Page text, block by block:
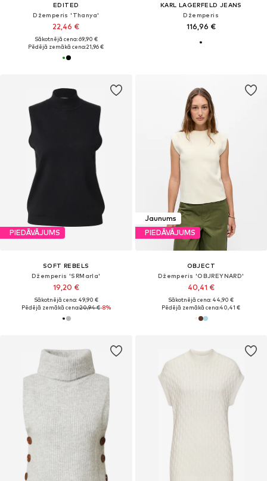
EDITED
Džemperis 'Thanya'
22,46 €
Sākotnējā cena: 69,90 €
Pēdējā zemākā cena:21,96 €
KARL LAGERFELD JEANS
Džemperis
116,96 €
PIEDĀVĀJUMS
SOFT REBELS
Džemperis 'SRMarla'
19,20 €
Sākotnējā cena: 49,90 €
Pēdējā zemākā cena:20,94 €-8%
Jaunums
PIEDĀVĀJUMS
OBJECT
Džemperis 'OBJREYNARD'
40,41 €
Sākotnējā cena: 44,90 €
Pēdējā zemākā cena:40,41 €